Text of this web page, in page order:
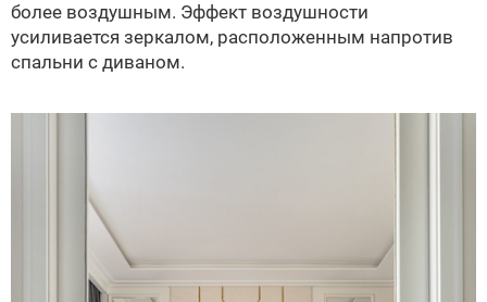
более воздушным. Эффект воздушности
усиливается зеркалом, расположенным напротив
спальни с диваном.